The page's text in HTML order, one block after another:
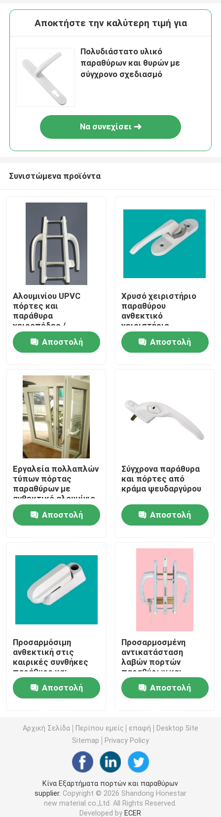
Σπίτι
Προϊόντα
Περίπου εμείς
Γύρος εργοστασίων
Ποιοτικός έλεγχος
Μας ελάτε σε επαφή με
Ζητήστε ένα απόσπασμα
Σχεδιαγράμματα παραθύρων UPVC
upvc casement παράθυρο
upvc γλιστρώντας παράθυρο
Συρόμενη πόρτα UPVC
Θερμικό παράθυρο αργιλίου σπασιμάτων
Θερμικές πόρτες αλουμινίου σπασιμάτων
Αποκτήστε την καλύτερη τιμή για
Πολυδιάστατο υλικό
παραθύρων και θυρών με
σύγχρονο σχεδιασμό
Να συνεχίσει
Συνιστώμενα προϊόντα
Αλουμινίου UPVC
πόρτες και
παράθυρα
χειροπέδες /
ψευδάργυρο Upvc και
αλουμινίου παράθυρο
υλικό
Αποστολή
Χρυσό χειριστήριο
παραθύρου
ανθεκτικό
χειριστήριο
αλουμινίου
Αποστολή
Εργαλεία πολλαπλών
τύπων πόρτας
παραθύρων με
ανθεκτικό αλουμίνιο
Αποστολή
Σύγχρονα παράθυρα
και πόρτες από
κράμα ψευδαργύρου
Αποστολή
Προσαρμόσιμη
ανθεκτική στις
καιρικές συνθήκες
παράθυρο και
πόρτες από
ανοξείδωτο χάλυβα
λαβή
Αποστολή
Προσαρμοσμένη
αντικατάσταση
λαβών πορτών
παραθύρων και
παραθύρων υλικού
UPVC πορτών
Αποστολή
Αρχική Σελίδα Περίπου εμείς επαφή
Desktop Site
Sitemap
Privacy Policy
Κίνα Εξαρτήματα πορτών και παραθύρων
supplier. Copyright © 2026 Shandong Honestar
new material co.,Ltd. All Rights Reserved.
Developed by ECER